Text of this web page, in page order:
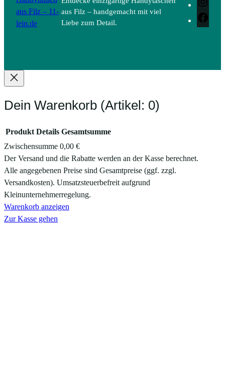
aus Filz – 11-
lein.de
aus Filz – handgemacht mit viel
Liebe zum Detail.
Dein Warenkorb (Artikel: 0)
Produkte
im
Warenkorb
Produkt Details Gesamtsumme
Zwischensumme 0,00 €
Der Versand und die Rabatte werden an der Kasse berechnet.
Alle angegebenen Preise sind Gesamtpreise (ggf. zzgl.
Versandkosten). Umsatzsteuerbefreit aufgrund
Kleinunternehmerregelung.
Warenkorb anzeigen
Zur Kasse gehen